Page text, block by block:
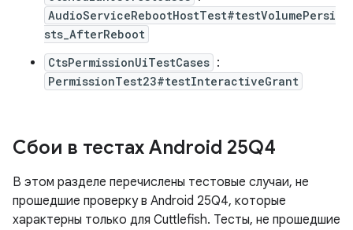
AudioServiceRebootHostTest#testVolumePersi
sts_AfterReboot
CtsPermissionUiTestCases :
PermissionTest23#testInteractiveGrant
Сбои в тестах Android 25Q4
В этом разделе перечислены тестовые случаи, не
прошедшие проверку в Android 25Q4, которые
характерны только для Cuttlefish. Тесты, не прошедшие